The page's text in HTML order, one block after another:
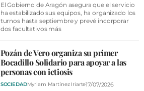
El Gobierno de Aragón asegura que el servicio
ha estabilizado sus equipos, ha organizado los
turnos hasta septiembre y prevé incorporar
dos facultativos más
Pozán de Vero organiza su primer
Bocadillo Solidario para apoyar a las
personas con ictiosis
SOCIEDADMyriam Martínez Iriarte17/07/2026